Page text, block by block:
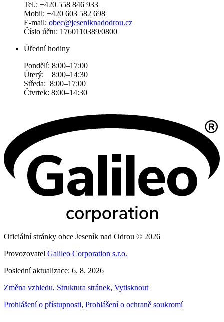
Tel.: +420 558 846 933
Mobil: +420 603 582 698
E-mail: obec@jeseniknadodrou.cz
Číslo účtu: 1760110389/0800
Úřední hodiny
Pondělí: 8:00–17:00
Úterý: 8:00–14:30
Středa: 8:00–17:00
Čtvrtek: 8:00–14:30
Oficiální stránky obce Jeseník nad Odrou © 2026
Provozovatel Galileo Corporation s.r.o.
Poslední aktualizace: 6. 8. 2026
Změna vzhledu, Struktura stránek, Vytisknout
Prohlášení o přístupnosti, Prohlášení o ochraně soukromí